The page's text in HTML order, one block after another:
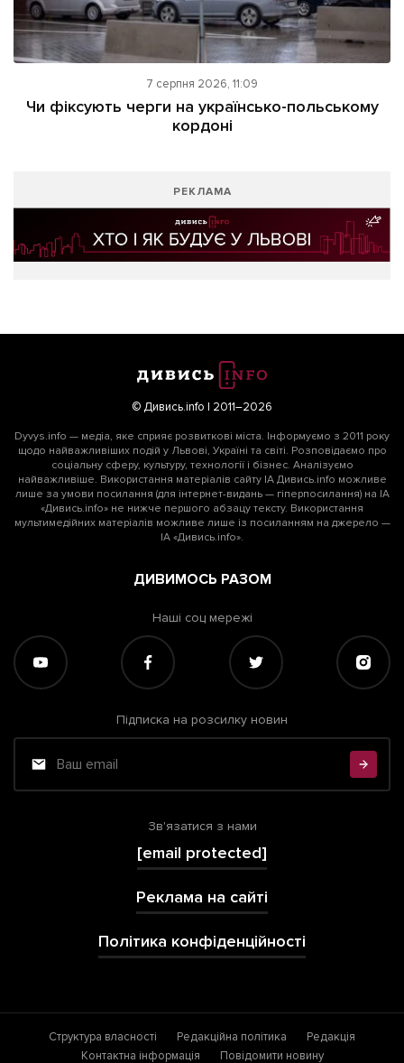
7 серпня 2026, 11:09
Чи фіксують черги на українсько-польському
кордоні
РЕКЛАМА
© Дивись.info | 2011–2026
Dyvys.info — медіа, яке сприяє розвиткові міста. Інформуємо з 2011 року
щодо найважливіших подій у Львові, Україні та світі. Розповідаємо про
соціальну сферу, культуру, технології і бізнес. Аналізуємо
найважливіше. Використання матеріалів сайту ІА Дивись.info можливе
лише за умови посилання (для інтернет-видань — гіперпосилання) на ІА
«Дивись.info» не нижче першого абзацу тексту. Використання
мультимедійних матеріалів можливе лише із посиланням на джерело —
ІА «Дивись.info».
ДИВИМОСЬ РАЗОМ
Наші соц мережі
Підписка на розсилку новин
Зв'язатися з нами
[email protected]
Реклама на сайті
Політика конфіденційності
Структура власності Редакційна політика
Редакція
Контактна інформація
Повідомити новину